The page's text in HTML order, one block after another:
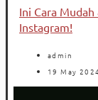
Ini Cara
Instagram!
admin
19 May